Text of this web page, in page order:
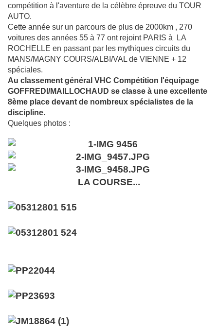
compétition à l'aventure de la célèbre épreuve du TOUR
AUTO.
Cette année sur un parcours de plus de 2000km , 270
voitures des années 55 à 77 ont rejoint PARIS à LA
ROCHELLE en passant par les mythiques circuits du
MANS/MAGNY COURS/ALBI/VAL de VIENNE + 12
spéciales.
Au classement général VHC Compétition l'équipage
GOFFREDI/MAILLOCHAUD se classe à une excellente
8ème place devant de nombreux spécialistes de la
discipline.
Quelques photos :
LA COURSE...